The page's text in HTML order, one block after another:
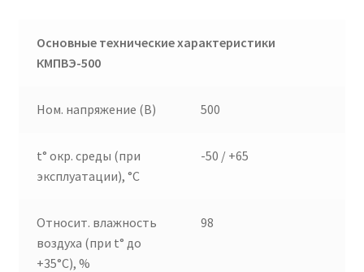
Основные технические характеристики
КМПВЭ-500
Ном. напряжение (В) 500
t° окр. среды (при
эксплуатации), °C
-50 / +65
Относит. влажность
воздуха (при t° до
+35°C), %
98